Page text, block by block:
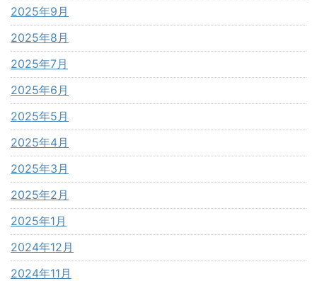
2025年9月
2025年8月
2025年7月
2025年6月
2025年5月
2025年4月
2025年3月
2025年2月
2025年1月
2024年12月
2024年11月